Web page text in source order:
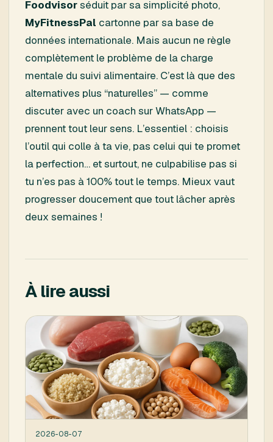
Foodvisorséduit par sa simplicité photo,
MyFitnessPal cartonne par sa base de
données internationale. Mais aucun ne règle
complètement le problème de la charge
mentale du suivi alimentaire. C’est là que des
alternatives plus “naturelles” — comme
discuter avec un coach sur WhatsApp —
prennent tout leur sens. L’essentiel : choisis
l’outil qui colle à ta vie, pas celui qui te promet
la perfection… et surtout, ne culpabilise pas si
tu n’es pas à 100% tout le temps. Mieux vaut
progresser doucement que tout lâcher après
deux semaines !
À lire aussi
2026-08-07